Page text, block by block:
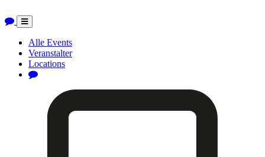
Toggle
navigation
Alle Events
Veranstalter
Locations